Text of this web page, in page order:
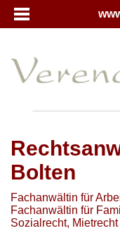
Bolten
Fachanwältin für
Fachanwältin für
Sozialrecht,